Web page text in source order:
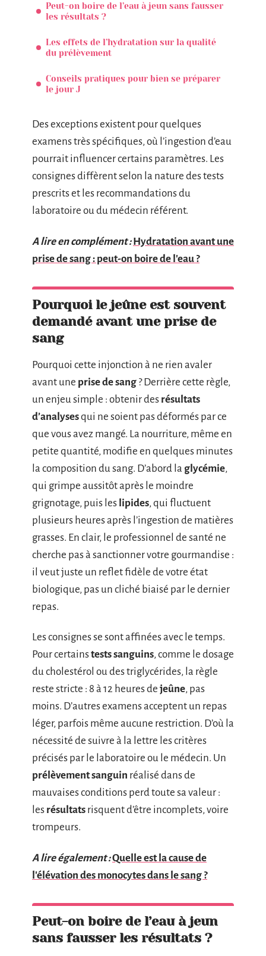
Peut-on boire de l’eau à jeun sans fausser
les résultats ?
Les effets de l’hydratation sur la qualité
du prélèvement
Conseils pratiques pour bien se préparer
le jour J
Des exceptions existent pour quelques
examens très spécifiques, où l’ingestion d’eau
pourrait influencer certains paramètres. Les
consignes diffèrent selon la nature des tests
prescrits et les recommandations du
laboratoire ou du médecin référent.
A lire en complément : Hydratation avant une
prise de sang : peut-on boire de l'eau ?
Pourquoi le jeûne est souvent
demandé avant une prise de
sang
Pourquoi cette injonction à ne rien avaler
avant une prise de sang ? Derrière cette règle,
un enjeu simple : obtenir des résultats
d’analysesqui ne soient pas déformés par ce
que vous avez mangé. La nourriture, même en
petite quantité, modifie en quelques minutes
la composition du sang. D’abord la glycémie,
qui grimpe aussitôt après le moindre
grignotage, puis les lipides, qui fluctuent
plusieurs heures après l’ingestion de matières
grasses. En clair, le professionnel de santé ne
cherche pas à sanctionner votre gourmandise :
il veut juste un reflet fidèle de votre état
biologique, pas un cliché biaisé par le dernier
repas.
Les consignes se sont affinées avec le temps.
Pour certainstests sanguins, comme le dosage
du cholestérol ou des triglycérides, la règle
reste stricte : 8 à 12 heures de jeûne, pas
moins. D’autres examens acceptent un repas
léger, parfois même aucune restriction. D’où la
nécessité de suivre à la lettre les critères
précisés par le laboratoire ou le médecin. Un
prélèvement sanguin réalisé dans de
mauvaises conditions perd toute sa valeur :
les résultats risquent d’être incomplets, voire
trompeurs.
A lire également :Quelle est la cause de
l'élévation des monocytes dans le sang ?
Peut-on boire de l’eau à jeun
sans fausser les résultats ?